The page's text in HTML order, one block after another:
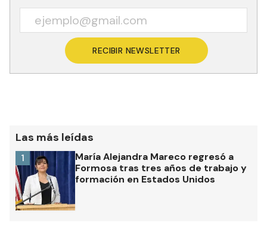
RECIBIR NEWSLETTER
Las más leídas
María Alejandra Mareco regresó a
Formosa tras tres años de trabajo y
formación en Estados Unidos
1